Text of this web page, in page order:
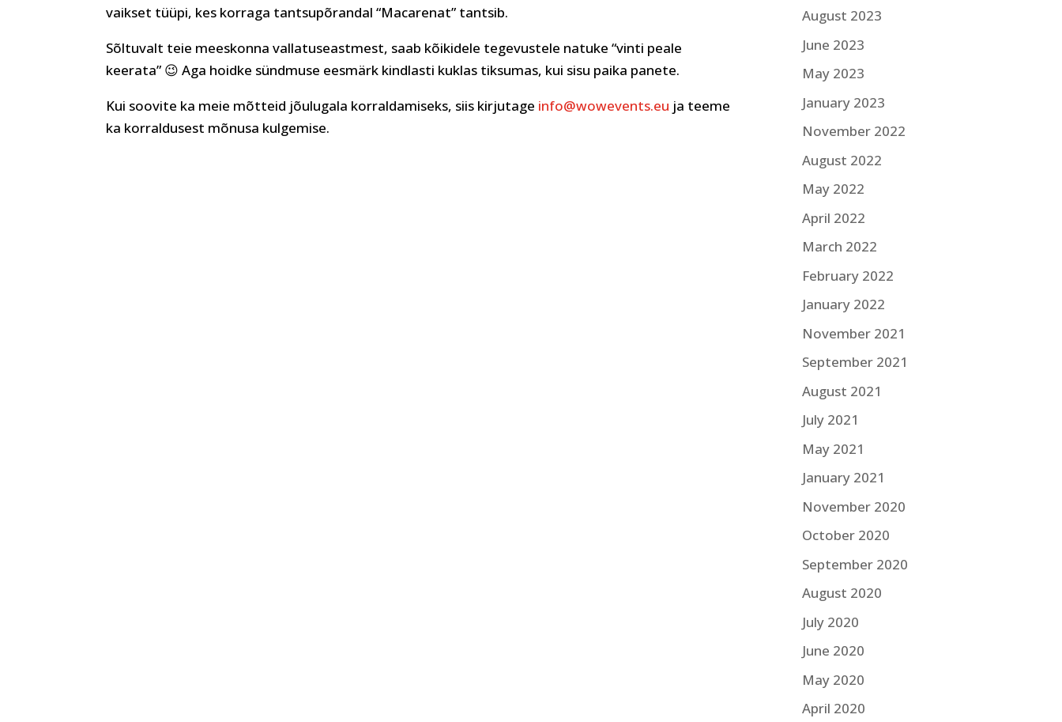
vaikset tüüpi, kes korraga tantsupõrandal “Macarenat” tantsib.
Sõltuvalt teie meeskonna vallatuseastmest, saab kõikidele tegevustele natuke “vinti peale
keerata” 😉 Aga hoidke sündmuse eesmärk kindlasti kuklas tiksumas, kui sisu paika panete.
Kui soovite ka meie mõtteid jõulugala korraldamiseks, siis kirjutage info@wowevents.eu ja teeme
ka korraldusest mõnusa kulgemise.
August 2023
June 2023
May 2023
January 2023
November 2022
August 2022
May 2022
April 2022
March 2022
February 2022
January 2022
November 2021
September 2021
August 2021
July 2021
May 2021
January 2021
November 2020
October 2020
September 2020
August 2020
July 2020
June 2020
May 2020
April 2020